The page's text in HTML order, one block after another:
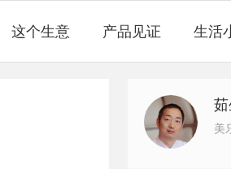
这个生意 产品见证 生活
美